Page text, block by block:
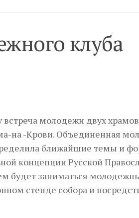
клуба
встреча молодежи двух
на -Крови. Объединенная
ближайшие темы и
концепции Русской
будет заниматься
стенде собора и